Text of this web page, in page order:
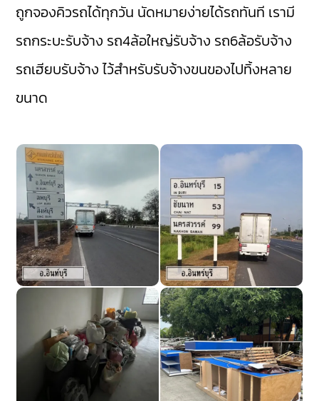
ถูกจองคิวรถได้ทุกวัน นัดหมายง่ายได้รถทันที เรามี
รถกระบะรับจ้าง รถ4ล้อใหญ่รับจ้าง รถ6ล้อรับจ้าง
รถเฮียบรับจ้างไว้สำหรับรับจ้างขนของไปทิ้งหลาย
ขนาด